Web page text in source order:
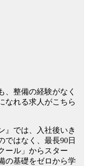
、整備の経験がなく
なれる求人がこちら
』では、入社後いき
ではなく、最長90日
ール」からスター
の基礎をゼロから学